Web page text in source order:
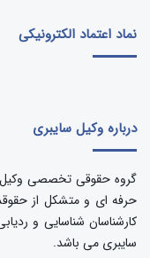
نماد اعتماد الکترونیکی
درباره وکیل سایبری
حرفه ای و متشکل از
کارشناسان شناسایی و
سایبری می باشد.